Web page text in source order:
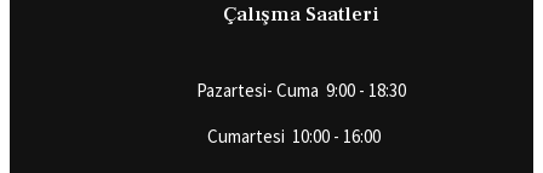
Çalışma Saatleri
Pazartesi- Cuma 9:00 - 18:30
Cumartesi 10:00 - 16:00